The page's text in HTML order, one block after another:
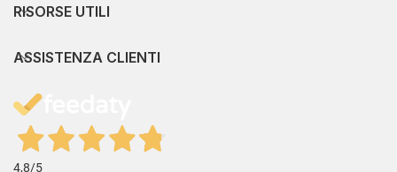
RISORSE UTILI
ASSISTENZA CLIENTI
4,8/5